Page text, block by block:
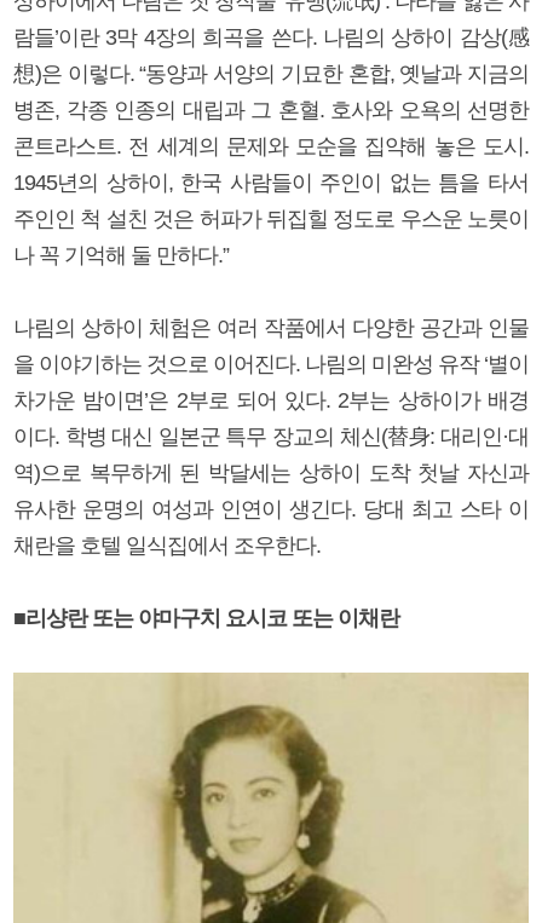
람들’이란 3막 4장의 희곡을 쓴다. 나림의 상하이 감상(感
想)은 이렇다. “동양과 서양의 기묘한 혼합, 옛날과 지금의
병존, 각종 인종의 대립과 그 혼혈. 호사와 오욕의 선명한
콘트라스트. 전 세계의 문제와 모순을 집약해 놓은 도시.
1945년의 상하이, 한국 사람들이 주인이 없는 틈을 타서
주인인 척 설친 것은 허파가 뒤집힐 정도로 우스운 노릇이
나 꼭 기억해 둘 만하다.”
나림의 상하이 체험은 여러 작품에서 다양한 공간과 인물
을 이야기하는 것으로 이어진다. 나림의 미완성 유작 ‘별이
차가운 밤이면’은 2부로 되어 있다. 2부는 상하이가 배경
이다. 학병 대신 일본군 특무 장교의 체신(替身: 대리인·대
역)으로 복무하게 된 박달세는 상하이 도착 첫날 자신과
유사한 운명의 여성과 인연이 생긴다. 당대 최고 스타 이
채란을 호텔 일식집에서 조우한다.
■리샹란 또는 야마구치 요시코 또는 이채란